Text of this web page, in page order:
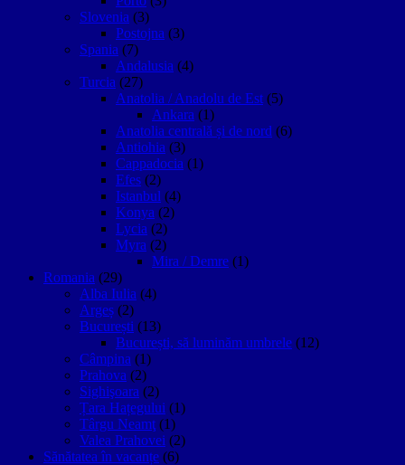
Slovenia (3)
Postojna (3)
Spania (7)
Andalusia (4)
Turcia (27)
Anatolia / Anadolu de Est (5)
Ankara (1)
Anatolia centrală și de nord (6)
Antiohia (3)
Cappadocia (1)
Efes (2)
Istanbul (4)
Konya (2)
Lycia (2)
Myra (2)
Mira / Demre (1)
Romania (29)
Alba Iulia (4)
Argeș (2)
București (13)
București, să luminăm umbrele (12)
Câmpina (1)
Prahova (2)
Sighişoara (2)
Țara Hațegului (1)
Târgu Neamţ (1)
Valea Prahovei (2)
Sănătatea în vacanțe (6)